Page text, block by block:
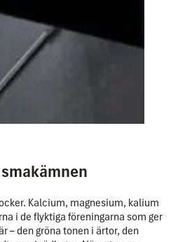
Kalcium, magnesium, kalium
i de flyktiga föreningarna som ger
– den gröna tonen i ärtor, den